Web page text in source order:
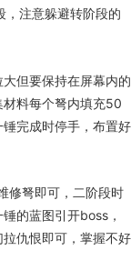
，注意躲避转阶段的
但要保持在屏幕内的
材料每个弩内填充50
完成时停手，布置好
修弩即可，二阶段时
的蓝图引开boss，
仇恨即可，掌握不好